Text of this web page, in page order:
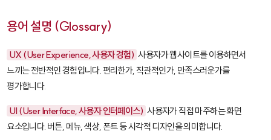
용어 설명 (Glossary)
UX (User Experience, 사용자 경험) 사용자가 웹사이트를 이용하면서
느끼는 전반적인 경험입니다. 편리한가, 직관적인가, 만족스러운가를
평가합니다.
UI (User Interface, 사용자 인터페이스) 사용자가 직접 마주하는 화면
요소입니다. 버튼, 메뉴, 색상, 폰트 등 시각적 디자인을 의미합니다.